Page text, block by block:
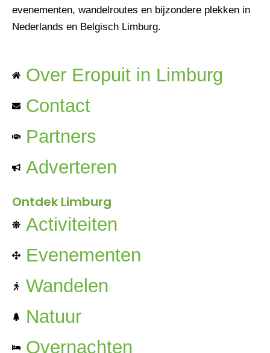
evenementen, wandelroutes en bijzondere plekken in
Nederlands en Belgisch Limburg.
Over Eropuit in Limburg
Contact
Partners
Adverteren
Ontdek Limburg
Activiteiten
Evenementen
Wandelen
Natuur
Overnachten